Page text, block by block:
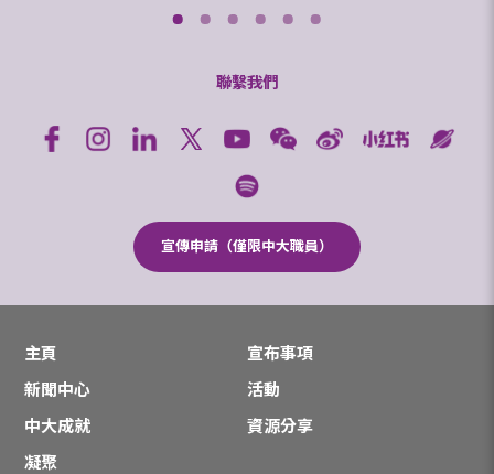
聯繫我們
宣傳申請（僅限中大職員）
主頁
宣布事項
新聞中心
活動
中大成就
資源分享
凝聚